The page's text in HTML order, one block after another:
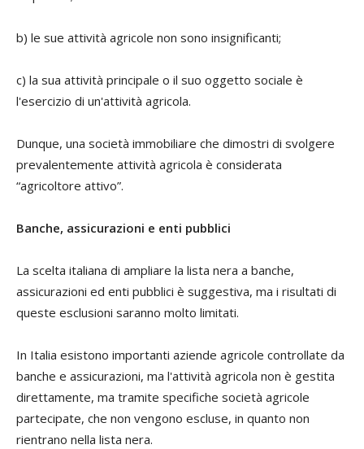
b) le sue attività agricole non sono insignificanti;
c) la sua attività principale o il suo oggetto sociale è
l'esercizio di un'attività agricola.
Dunque, una società immobiliare che dimostri di svolgere
prevalentemente attività agricola è considerata
“agricoltore attivo”.
Banche, assicurazioni e enti pubblici
La scelta italiana di ampliare la lista nera a banche,
assicurazioni ed enti pubblici è suggestiva, ma i risultati di
queste esclusioni saranno molto limitati.
In Italia esistono importanti aziende agricole controllate da
banche e assicurazioni, ma l'attività agricola non è gestita
direttamente, ma tramite specifiche società agricole
partecipate, che non vengono escluse, in quanto non
rientrano nella lista nera.